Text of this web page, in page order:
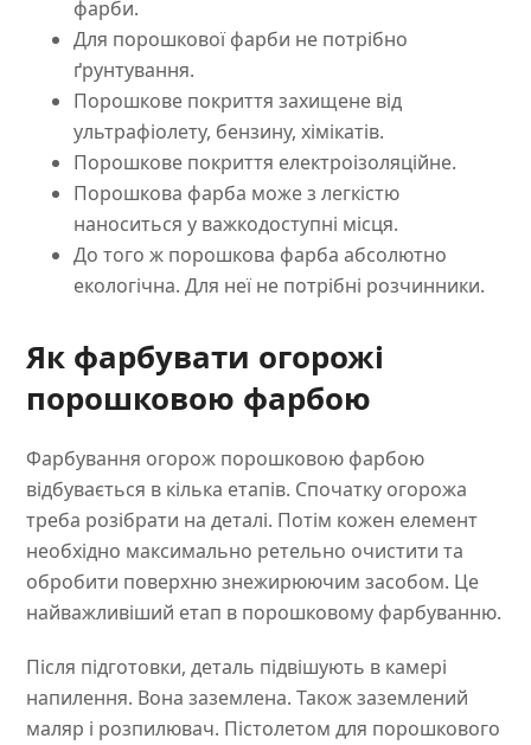
фарби.
Для порошкової фарби не потрібно
ґрунтування.
Порошкове покриття захищене від
ультрафіолету, бензину, хімікатів.
Порошкове покриття електроізоляційне.
Порошкова фарба може з легкістю
наноситься у важкодоступні місця.
До того ж порошкова фарба абсолютно
екологічна. Для неї не потрібні розчинники.
Як фарбувати огорожі
порошковою фарбою
Фарбування огорож порошковою фарбою
відбувається в кілька етапів. Спочатку огорожа
треба розібрати на деталі. Потім кожен елемент
необхідно максимально ретельно очистити та
обробити поверхню знежирюючим засобом. Це
найважливіший етап в порошковому фарбуванню.
Після підготовки, деталь підвішують в камері
напилення. Вона заземлена. Також заземлений
маляр і розпилювач. Пістолетом для порошкового